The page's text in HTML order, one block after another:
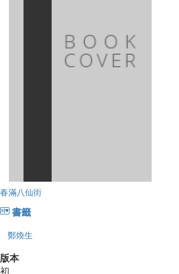
春滿八仙街
書籤
鄭煥生
版本
初